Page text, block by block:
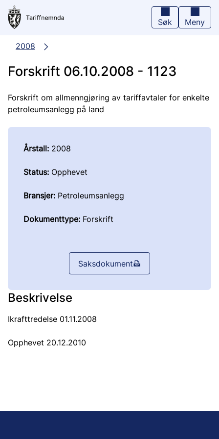
Hopp
hovedinnhold
Søk Meny
2008
Forskrift 06.10.2008 - 1123
Forskrift om allmenngjøring av tariffavtaler for enkelte
petroleumsanlegg på land
Årstall: 2008
Status: Opphevet
Bransjer: Petroleumsanlegg
Dokumenttype: Forskrift
Saksdokument
Beskrivelse
Ikrafttredelse 01.11.2008
Opphevet 20.12.2010